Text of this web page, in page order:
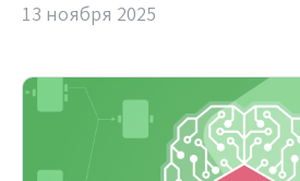
13 ноября 2025